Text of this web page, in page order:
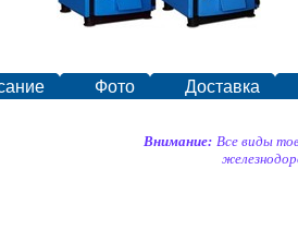
Фото Доставка
Внимание: Все виды